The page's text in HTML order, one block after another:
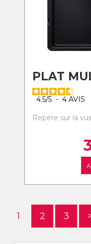
PLAT
4.5/5 - 4 AVIS
Repère sur la
1 2 3